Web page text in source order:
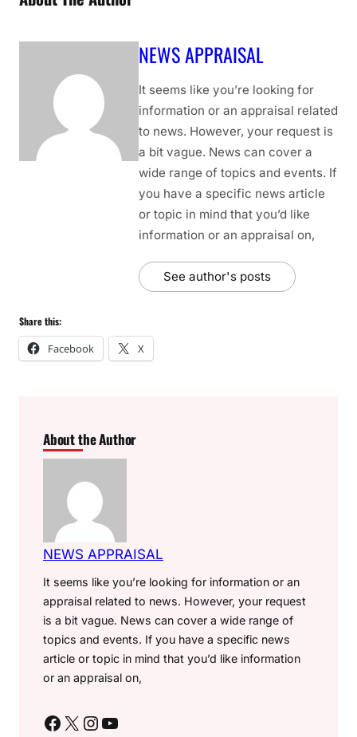
NEWS APPRAISAL
It seems like you’re looking for
information or an appraisal related
to news. However, your request is
a bit vague. News can cover a
wide range of topics and events. If
you have a specific news article
or topic in mind that you’d like
information or an appraisal on,
See author's posts
Share this:
Facebook X
About the Author
NEWS APPRAISAL
It seems like you’re looking for information or an
appraisal related to news. However, your request
is a bit vague. News can cover a wide range of
topics and events. If you have a specific news
article or topic in mind that you’d like information
or an appraisal on,
Facebook X Instagram YouTube